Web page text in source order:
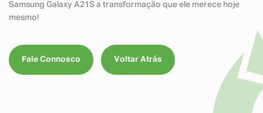
Samsung Galaxy A21S a transformação que ele merece hoje
mesmo!
Fale Connosco Voltar Atrás